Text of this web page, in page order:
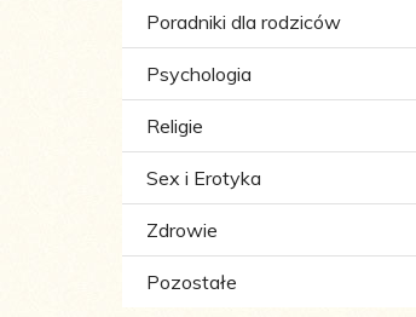
Poradniki dla rodziców
Psychologia
Religie
Sex i Erotyka
Zdrowie
Pozostałe